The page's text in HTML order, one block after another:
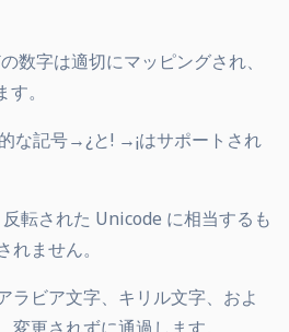
数字は適切にマッピングされ、
。
な記号→¿と! →¡はサポートされ
転された Unicode に相当するも
ません。
ラビア文字、キリル文字、およ